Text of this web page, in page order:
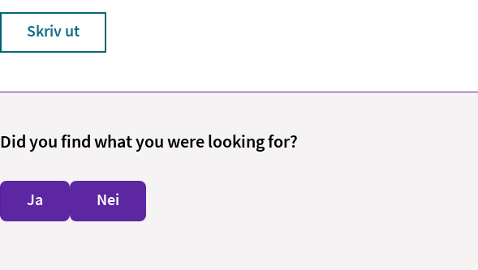
Skriv ut
Did you find what you were looking for?
Ja Nei